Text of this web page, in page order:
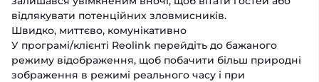
відлякувати потенційних зловмисників.
Швидко, миттєво, комунікативно
У програмі/клієнті Reolink перейдіть до бажаного
режиму відображення, щоб побачити більш природні
зображення в режимі реального часу і при